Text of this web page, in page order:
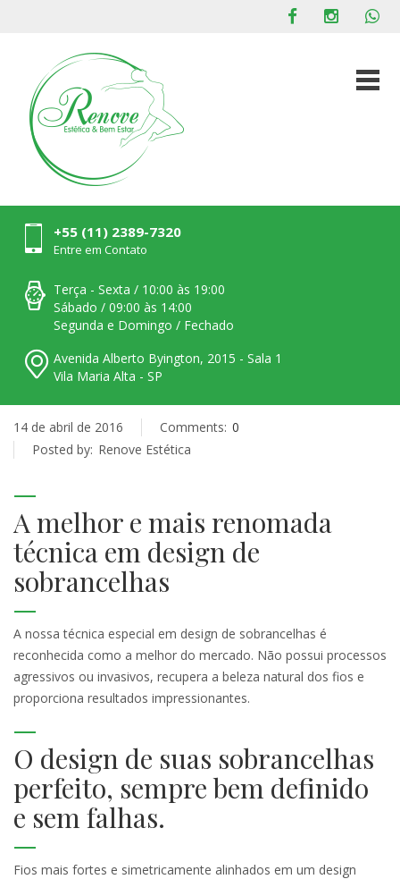
+55 (11) 2389-7320
Entre em Contato
Terça - Sexta / 10:00 às 19:00
Sábado / 09:00 às 14:00
Segunda e Domingo / Fechado
Avenida Alberto Byington, 2015 - Sala 1
Vila Maria Alta - SP
14 de abril de 2016 Comments: 0
Posted by: Renove Estética
A melhor e mais renomada
técnica em design de
sobrancelhas
A nossa técnica especial em design de sobrancelhas é
reconhecida como a melhor do mercado. Não possui processos
agressivos ou invasivos, recupera a beleza natural dos fios e
proporciona resultados impressionantes.
O design de suas sobrancelhas
perfeito, sempre bem definido
e sem falhas.
Fios mais fortes e simetricamente alinhados em um design